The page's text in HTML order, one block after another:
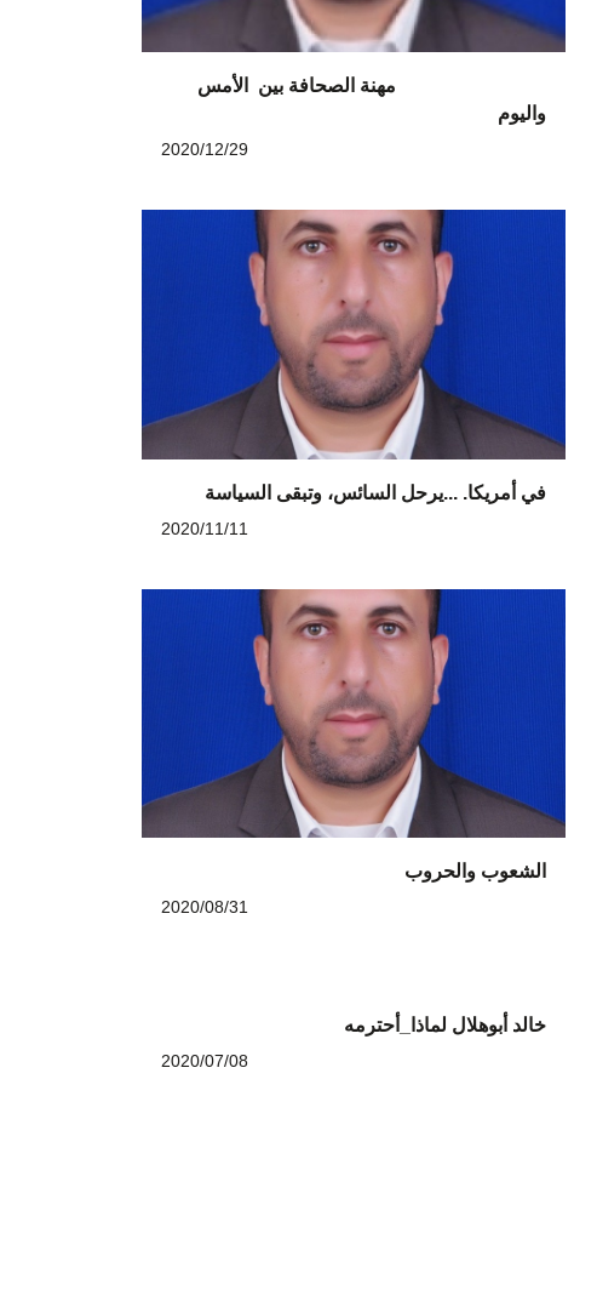
مهنة الصحافة بين الأمس
واليوم
في أمريكا. ...يرحل السائس، وتبقى السياسة
الشعوب والحروب
خالد أبوهلال لماذا_أحترمه